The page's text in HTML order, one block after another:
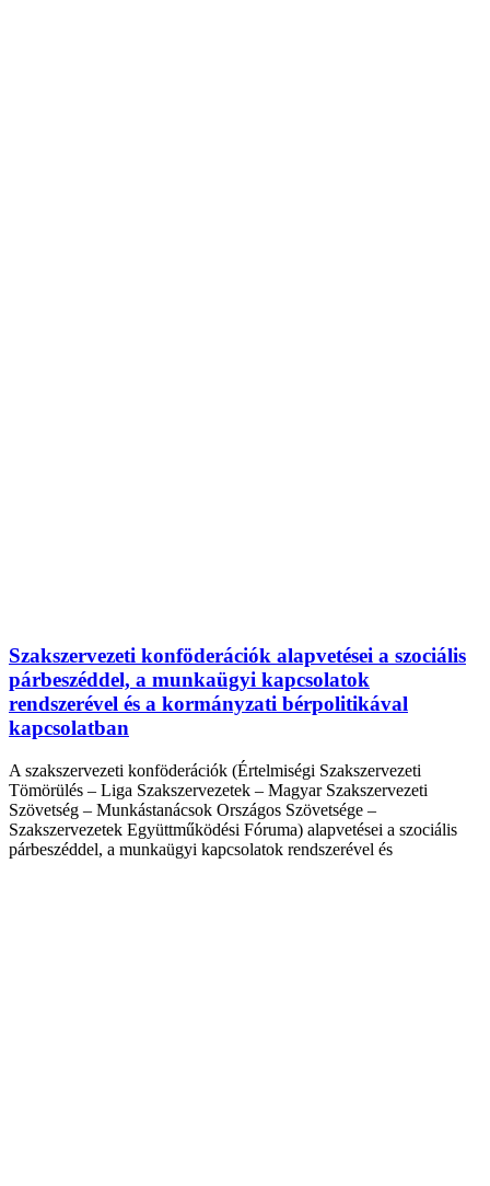
Szakszervezeti konföderációk alapvetései a szociális
párbeszéddel, a munkaügyi kapcsolatok
rendszerével és a kormányzati bérpolitikával
kapcsolatban
A szakszervezeti konföderációk (Értelmiségi Szakszervezeti
Tömörülés – Liga Szakszervezetek – Magyar Szakszervezeti
Szövetség – Munkástanácsok Országos Szövetsége –
Szakszervezetek Együttműködési Fóruma) alapvetései a szociális
párbeszéddel, a munkaügyi kapcsolatok rendszerével és